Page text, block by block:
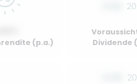
(p.a.)
Dividende